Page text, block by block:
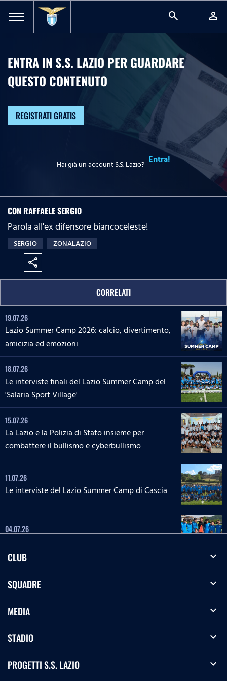
search person
ENTRA IN S.S. LAZIO PER GUARDARE
QUESTO CONTENUTO
REGISTRATI GRATIS
Hai già un account S.S. Lazio? Entra!
CON RAFFAELE SERGIO
Parola all'ex difensore biancoceleste!
SERGIO ZONALAZIO
share
CORRELATI
19.07.26
Lazio Summer Camp 2026: calcio, divertimento,
amicizia ed emozioni
18.07.26
Le interviste finali del Lazio Summer Camp del
'Salaria Sport Village'
15.07.26
La Lazio e la Polizia di Stato insieme per
combattere il bullismo e cyberbullismo
11.07.26
Le interviste del Lazio Summer Camp di Cascia
04.07.26
Le interviste del Lazio Summer Camp del 'Green
'La Lepre e la tartaruga' - La squadra Speciale
CLUB expand_more
SQUADRE expand_more
MEDIA expand_more
STADIO expand_more
PROGETTI S.S. LAZIO expand_more